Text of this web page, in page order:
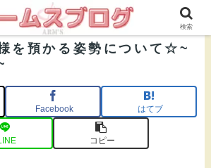
会社ＡＲＭ’Ｓ 公式ブログ
を預かる姿勢について☆~
Facebook はてブ
コピー
検索